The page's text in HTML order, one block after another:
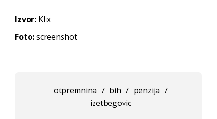
Izvor: Klix
Foto:screenshot
otpremnina / bih / penzija /
izetbegovic